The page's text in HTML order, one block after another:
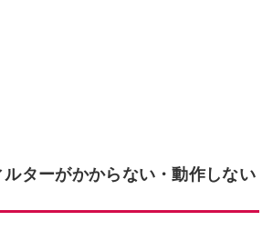
ターがかからない・動作しない